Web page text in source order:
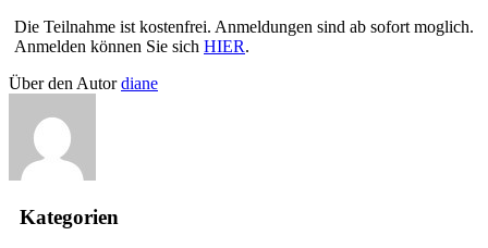
Die Teilnahme ist kostenfrei. Anmeldungen sind ab sofort moglich.
Anmelden können Sie sich HIER.
Über den Autordiane
Kategorien